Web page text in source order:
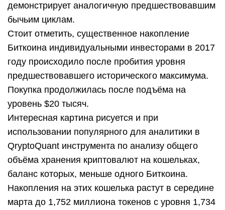
демонстрирует аналогичную предшествовавшим
бычьим циклам.
Стоит отметить, существенное накопление
Биткоина индивидуальными инвесторами в 2017
году происходило после пробития уровня
предшествовавшего исторического максимума.
Покупка продолжилась после подъёма на
уровень $20 тысяч.
Интересная картина рисуется и при
использовании популярного для аналитики в
QryptoQuant инструмента по анализу общего
объёма хранения криптовалют на кошельках,
баланс которых, меньше одного Биткоина.
Накопления на этих кошелька растут в середине
марта до 1,752 миллиона токенов с уровня 1,734